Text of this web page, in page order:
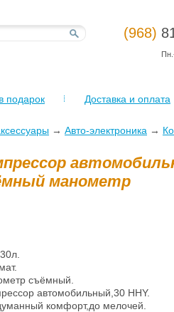
(968)
подарок Доставка и оплата
→ Авто-электроника →
манометр
съёмный.
автомобильный,30 HHY.
комфорт,до мелочей.